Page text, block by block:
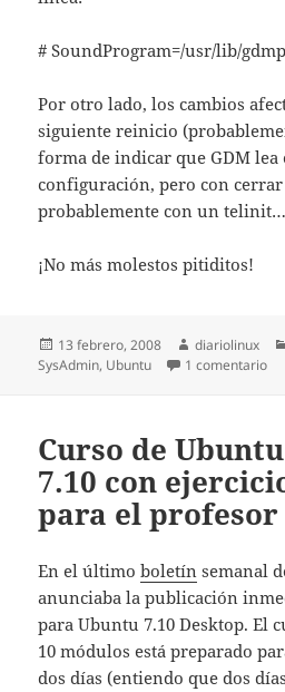
# SoundProgram=/usr/lib/
Por otro lado, los cambios
siguiente reinicio
forma de indicar que GDM lea
configuración, pero con
probablemente con un
¡No más molestos pitiditos!
Publicado
el
13 febrero, 2008 Autor
diariolinux
SysAdmin, Ubuntu 1 comentarioen
Curso de
7.10 con
para el profesor
En el últimoboletín semanal
anunciaba la publicación
para Ubuntu 7.10 Desktop. El
10 módulos está preparado
dos días (entiendo que dos